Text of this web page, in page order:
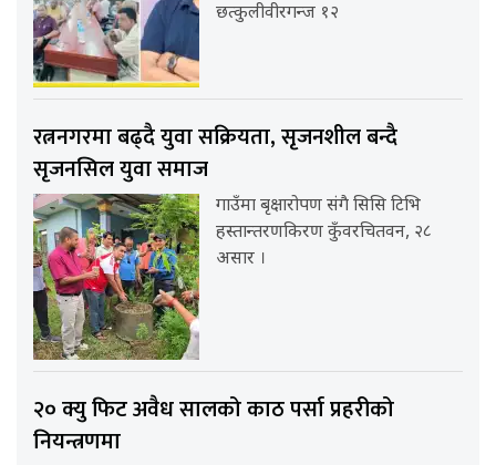
छत्कुलीवीरगन्ज १२
रत्ननगरमा बढ्दै युवा सक्रियता, सृजनशील बन्दै
सृजनसिल युवा समाज
गाउँमा बृक्षारोपण संगै सिसि टिभि
हस्तान्तरणकिरण कुँवरचितवन, २८
असार ।
२० क्यु फिट अवैध सालको काठ पर्सा प्रहरीको
नियन्त्रणमा